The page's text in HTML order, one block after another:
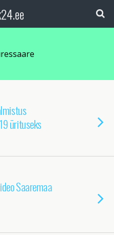
ürituseks
Saaremaa